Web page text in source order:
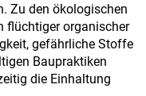
Zu den ökologischen
flüchtiger organischer
gefährliche Stoffe
Baupraktiken
die Einhaltung